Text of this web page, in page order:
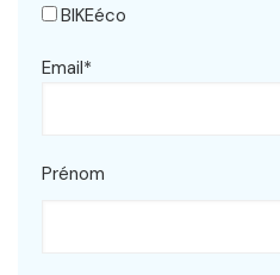
BIKEéco
Email*
Prénom